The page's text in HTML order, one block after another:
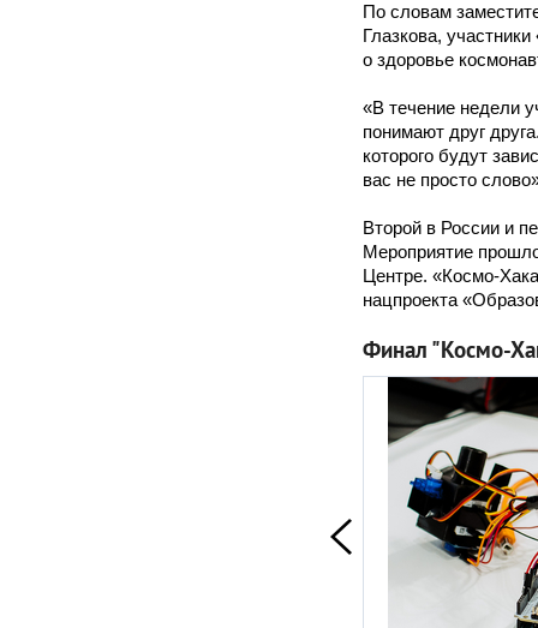
По словам
Глазкова,
о здоровье
«В течение недели
понимают друг
которого будут
вас не просто
Второй в России и
Мероприятие
Центре. «Космо-
нацпроекта
Финал "Космо-